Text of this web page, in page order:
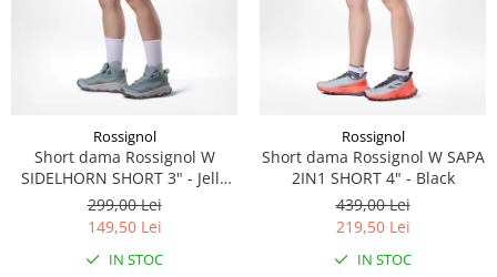
Rossignol
Short dama Rossignol W
SIDELHORN SHORT 3" - Jelly
Mint
299,00 Lei
149,50 Lei
IN STOC
Rossignol
Short dama Rossignol W SAPA
2IN1 SHORT 4" - Black
439,00 Lei
219,50 Lei
IN STOC